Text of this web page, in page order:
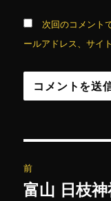
次回のコメント
ールアドレス、サイ
稿
前
前
富山 日枝